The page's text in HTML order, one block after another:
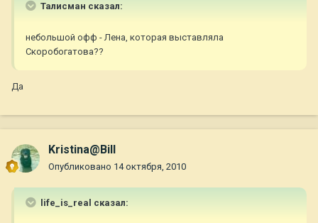
Талисман сказал:
небольшой офф - Лена, которая выставляла
Скоробогатова??
Да
Kristina@Bill
Опубликовано 14 октября, 2010
life_is_real сказал: